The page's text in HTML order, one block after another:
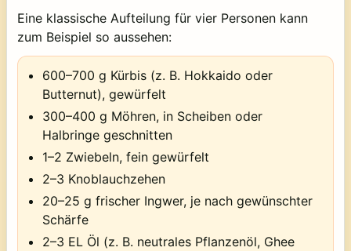
Eine klassische Aufteilung für vier Personen kann
zum Beispiel so aussehen:
600–700 g Kürbis (z. B. Hokkaido oder
Butternut), gewürfelt
300–400 g Möhren, in Scheiben oder
Halbringe geschnitten
1–2 Zwiebeln, fein gewürfelt
2–3 Knoblauchzehen
20–25 g frischer Ingwer, je nach gewünschter
Schärfe
2–3 EL Öl (z. B. neutrales Pflanzenöl, Ghee